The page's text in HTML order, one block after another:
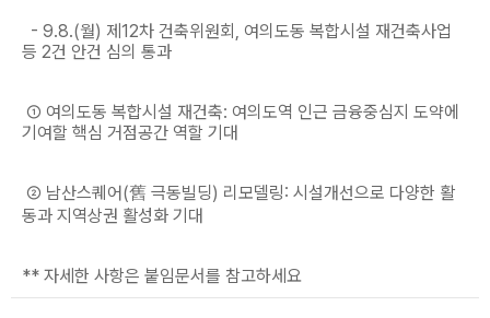
- 9.8.(월) 제12차 건축위원회, 여의도동 복합시설 재건축사업
등 2건 안건 심의 통과
① 여의도동 복합시설 재건축: 여의도역 인근 금융중심지 도약에
기여할 핵심 거점공간 역할 기대
② 남산스퀘어(舊 극동빌딩) 리모델링: 시설개선으로 다양한 활
동과 지역상권 활성화 기대
** 자세한 사항은 붙임문서를 참고하세요